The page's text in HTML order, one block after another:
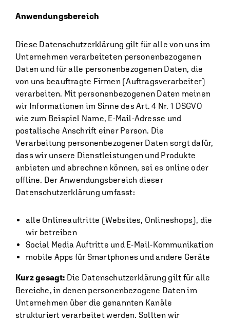
Anwendungsbereich
Diese Datenschutzerklärung gilt für alle von uns im
Unternehmen verarbeiteten personenbezogenen
Daten und für alle personenbezogenen Daten, die
von uns beauftragte Firmen (Auftragsverarbeiter)
verarbeiten. Mit personenbezogenen Daten meinen
wir Informationen im Sinne des Art. 4 Nr. 1 DSGVO
wie zum Beispiel Name, E-Mail-Adresse und
postalische Anschrift einer Person. Die
Verarbeitung personenbezogener Daten sorgt dafür,
dass wir unsere Dienstleistungen und Produkte
anbieten und abrechnen können, sei es online oder
offline. Der Anwendungsbereich dieser
Datenschutzerklärung umfasst:
alle Onlineauftritte (Websites, Onlineshops), die
wir betreiben
Social Media Auftritte und E-Mail-Kommunikation
mobile Apps für Smartphones und andere Geräte
Kurz gesagt: Die Datenschutzerklärung gilt für alle
Bereiche, in denen personenbezogene Daten im
Unternehmen über die genannten Kanäle
strukturiert verarbeitet werden. Sollten wir